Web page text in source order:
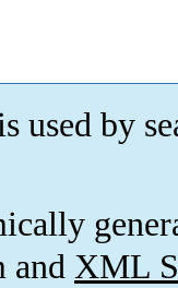
used by
and XML